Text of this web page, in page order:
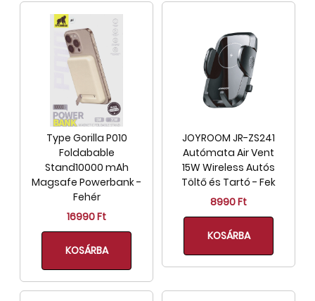
Type Gorilla P010
Foldabable
Stand10000 mAh
Magsafe Powerbank -
Fehér
16990 Ft
KOSÁRBA
JOYROOM JR-ZS241
Autómata Air Vent
15W Wireless Autós
Töltő és Tartó - Fek
8990 Ft
KOSÁRBA